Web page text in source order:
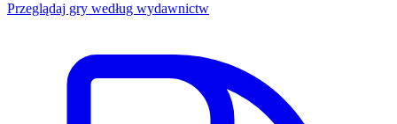
Przeglądaj gry według wydawnictw